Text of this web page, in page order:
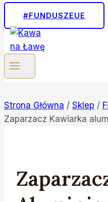
#FUNDUSZEUE
Strona Główna / Sklep /
Zaparzacz Kawiarka